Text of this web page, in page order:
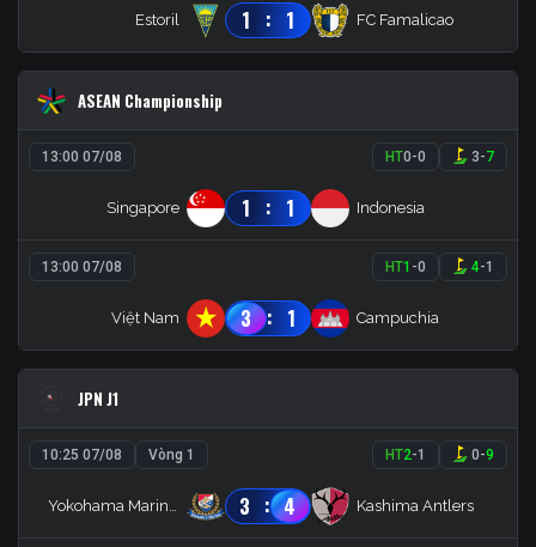
Estoril 1 : 1 FC Famalicao
ASEAN Championship
13:00 07/08 HT0-0 3-7
Singapore 1 : 1 Indonesia
13:00 07/08 HT1 -0 4-1
Việt Nam 3 : 1 Campuchia
JPN J1
10:25 07/08 Vòng 1 HT2-1 0-9
Yokohama Marinos 3 : 4 Kashima Antlers